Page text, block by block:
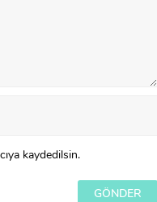
kaydedilsin.